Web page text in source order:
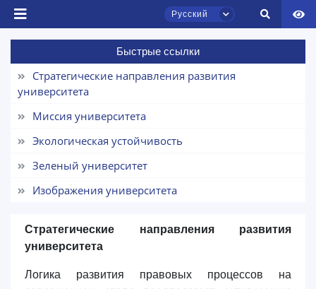
Русский
Быстрые ссылки
Стратегические направления развития
университета
Миссия университета
Экологическая устойчивость
Зеленый университет
Изображения университета
Стратегические направления развития
университета
Логика развития правовых процессов на
Чат приёмной комиссии ТГЮУ
Онлайн
Здравствуйте! Добро пожаловать в чат
Оставляйте здесь свои обращения по
вопросам приёма.
Выберите тему — затем появятся
конкретные вопросы: